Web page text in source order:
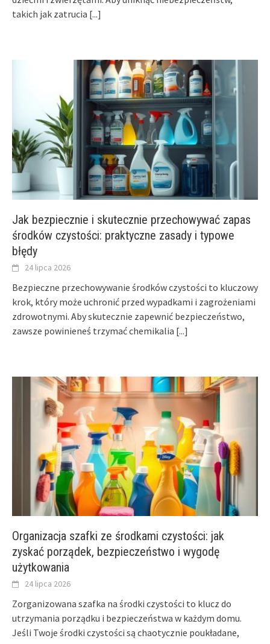
takich jak zatrucia [...]
Jak bezpiecznie i skutecznie przechowywać zapas
środków czystości: praktyczne zasady i typowe
błędy
24 lipca 2026
Bezpieczne przechowywanie środków czystości to kluczowy
krok, który może uchronić przed wypadkami i zagrożeniami
zdrowotnymi. Aby skutecznie zapewnić bezpieczeństwo,
zawsze powinieneś trzymać chemikalia [...]
Organizacja szafki ze środkami czystości: jak
zyskać porządek, bezpieczeństwo i wygodę
użytkowania
24 lipca 2026
Zorganizowana szafka na środki czystości to klucz do
utrzymania porządku i bezpieczeństwa w każdym domu.
Jeśli Twoje środki czystości są chaotycznie poukładane,